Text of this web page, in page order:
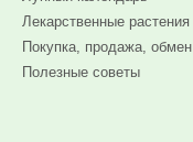
Лекарственные растения
Покупка, продажа, обмен
Полезные советы